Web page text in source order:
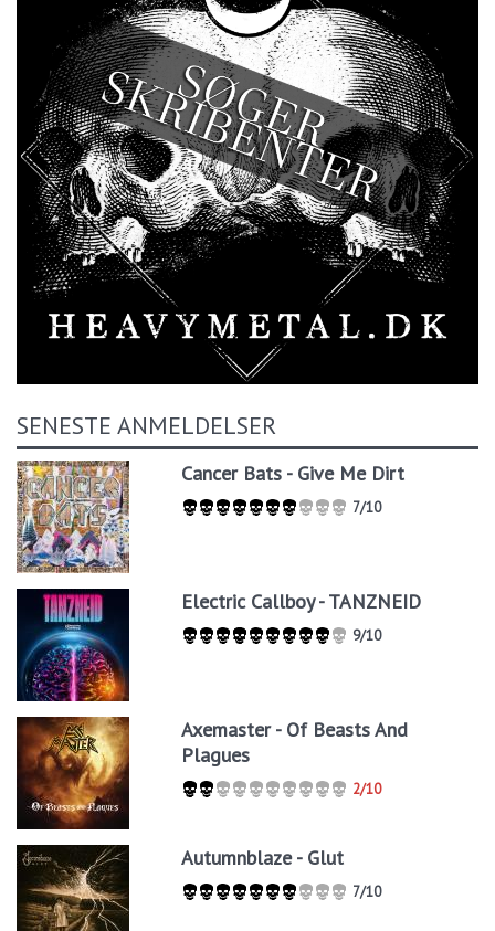
SENESTE ANMELDELSER
Cancer Bats - Give Me Dirt
7/10
Electric Callboy - TANZNEID
9/10
Axemaster - Of Beasts And
Plagues
2/10
Autumnblaze - Glut
7/10